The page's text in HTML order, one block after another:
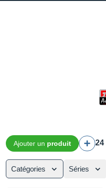
Ajouter un produit 24
Catégories Séries